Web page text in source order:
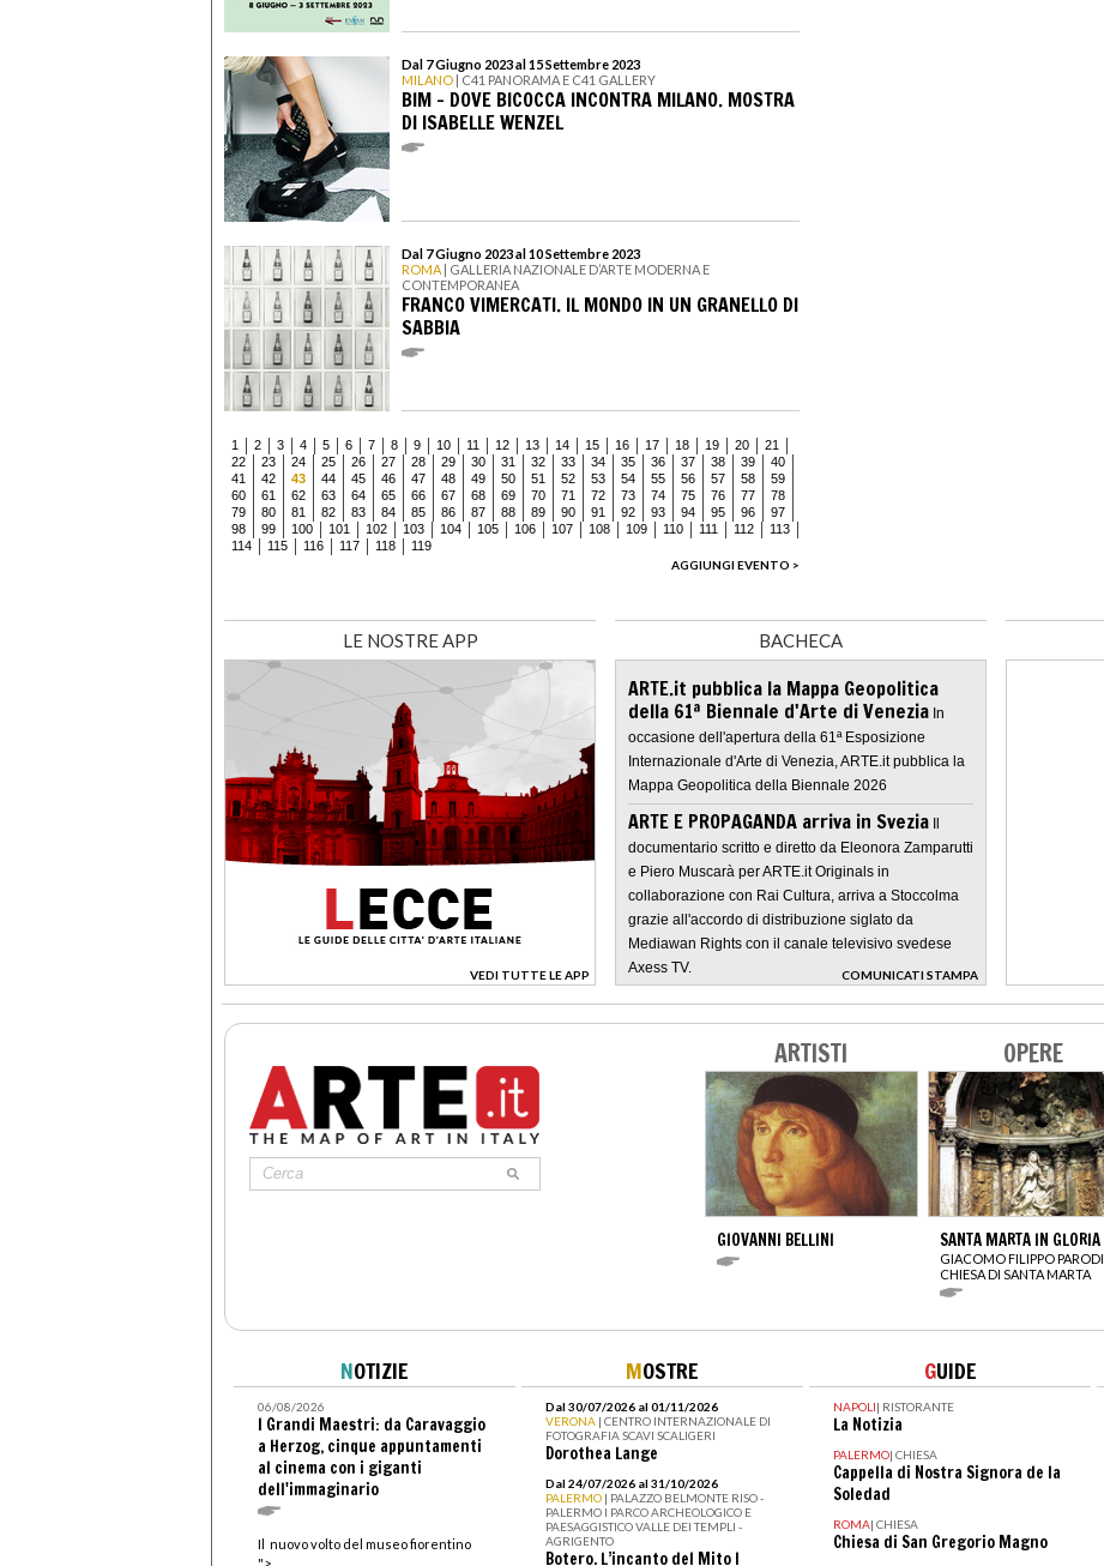
Dal 7 Giugno 2023 al 15 Settembre 2023
MILANO | C41 PANORAMA E C41 GALLERY
BIM – DOVE BICOCCA INCONTRA MILANO. MOSTRA
DI ISABELLE WENZEL
Dal 7 Giugno 2023 al 10 Settembre 2023
ROMA | GALLERIA NAZIONALE D’ARTE MODERNA E
CONTEMPORANEA
FRANCO VIMERCATI. IL MONDO IN UN GRANELLO DI
SABBIA
1 2 3 4 5 6 7 8 9 10 11 12 13 14 15 16 17 18 19 20
21
22
23 24 25 26 27 28 29 30 31 32 33 34 35 36 37 38 39
40
41
42 43 44 45 46 47 48 49 50 51 52 53 54 55 56 57 58
59
60
61 62 63 64 65 66 67 68 69 70 71 72 73 74 75 76 77
78
79
80 81 82 83 84 85 86 87 88 89 90 91 92 93 94 95 96
97
98
99 100 101 102 103 104 105 106 107 108 109 110 111 112
113
114
115 116 117 118
119
AGGIUNGI EVENTO >
LE NOSTRE APP
VEDI TUTTE LE APP
>
BACHECA
ARTE.it pubblica la Mappa Geopolitica
della 61ª Biennale d'Arte di Venezia In
occasione dell'apertura della 61ª Esposizione
Internazionale d'Arte di Venezia, ARTE.it pubblica la
Mappa Geopolitica della Biennale 2026
ARTE E PROPAGANDA arriva in Svezia Il
documentario scritto e diretto da Eleonora Zamparutti
e Piero Muscarà per ARTE.it Originals in
collaborazione con Rai Cultura, arriva a Stoccolma
grazie all'accordo di distribuzione siglato da
Mediawan Rights con il canale televisivo svedese
Axess TV.
COMUNICATI STAMPA
>
ARTISTI
GIOVANNI BELLINI
OPERE
SANTA MARTA IN GLORIA
GIACOMO FILIPPO PARODI
CHIESA DI SANTA MARTA
NOTIZIE
06/08/2026
I Grandi Maestri: da Caravaggio
a Herzog, cinque appuntamenti
al cinema con i giganti
dell'immaginario
Il nuovo volto del museo fiorentino
">
MOSTRE
Dal 30/07/2026 al 01/11/2026
VERONA | CENTRO INTERNAZIONALE DI
FOTOGRAFIA SCAVI SCALIGERI
Dorothea Lange
Dal 24/07/2026 al 31/10/2026
PALERMO | PALAZZO BELMONTE RISO -
PALERMO I PARCO ARCHEOLOGICO E
PAESAGGISTICO VALLE DEI TEMPLI -
AGRIGENTO
Botero. L’incanto del Mito I
GUIDE
NAPOLI| RISTORANTE
La Notizia
PALERMO| CHIESA
Cappella di Nostra Signora de la
Soledad
ROMA| CHIESA
Chiesa di San Gregorio Magno